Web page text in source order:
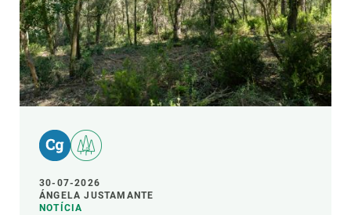
30-07-2026
ÁNGELA JUSTAMANTE
NOTÍCIA